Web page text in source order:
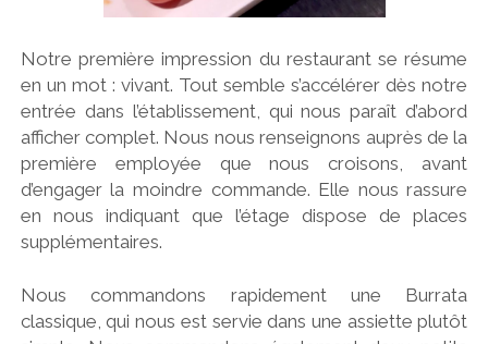
Notre première impression du restaurant se résume
en un mot : vivant. Tout semble s’accélérer dès notre
entrée dans l’établissement, qui nous paraît d’abord
afficher complet. Nous nous renseignons auprès de la
première employée que nous croisons, avant
d’engager la moindre commande. Elle nous rassure
en nous indiquant que l’étage dispose de places
supplémentaires.
Nous commandons rapidement une Burrata
classique, qui nous est servie dans une assiette plutôt